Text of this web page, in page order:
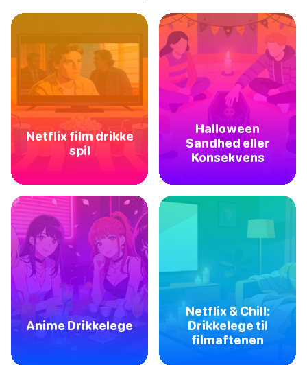
Netflix film drikke
spil
Halloween
Sandhed eller
Konsekvens
Anime Drikkelege
Netflix & Chill:
Drikkelege til
filmaftenen